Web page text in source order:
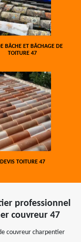
BÂCHE ET BÂCHAGE DE
TOITURE 47
DEVIS TOITURE 47
professionnel
couvreur 47
couvreur charpentier